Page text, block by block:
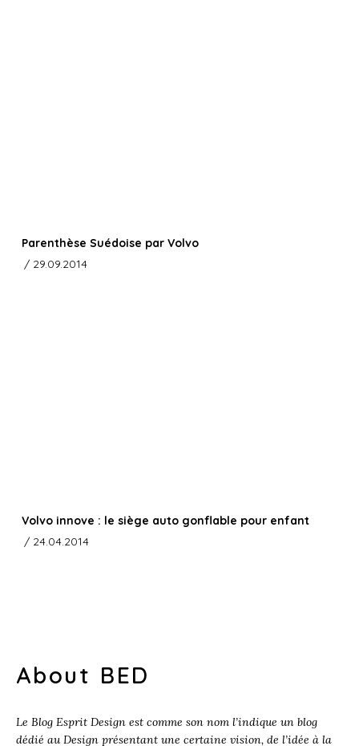
Parenthèse Suédoise par Volvo
/ 29.09.2014
Volvo innove : le siège auto gonflable pour enfant
/ 24.04.2014
About BED
Le Blog Esprit Design est comme son nom l’indique un blog
dédié au Design présentant une certaine vision, de l’idée à la